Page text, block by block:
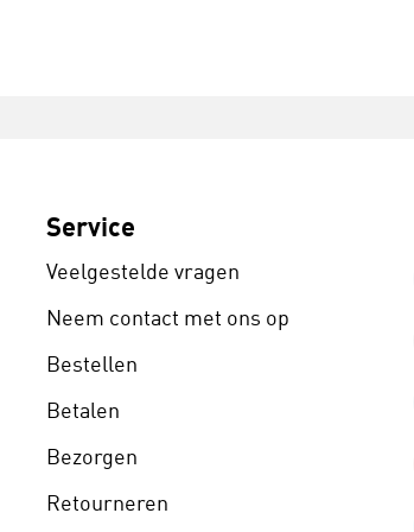
Service
Veelgestelde vragen
Neem contact met ons op
Bestellen
Betalen
Bezorgen
Retourneren